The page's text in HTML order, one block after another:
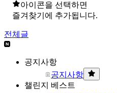
아이콘을 선택하면
즐겨찾기에 추가됩니다.
전체글
공지사항
공지사항
챌린지 베스트